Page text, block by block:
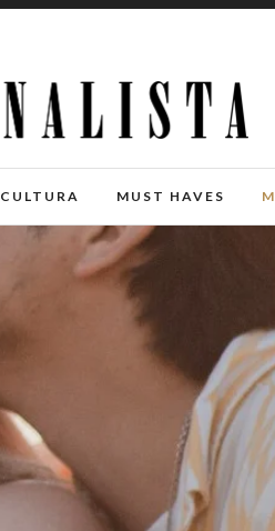
CULTURA MUST HAVES